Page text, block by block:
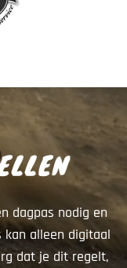
dagpas nodig en
kan alleen digitaal
dat je dit regelt,